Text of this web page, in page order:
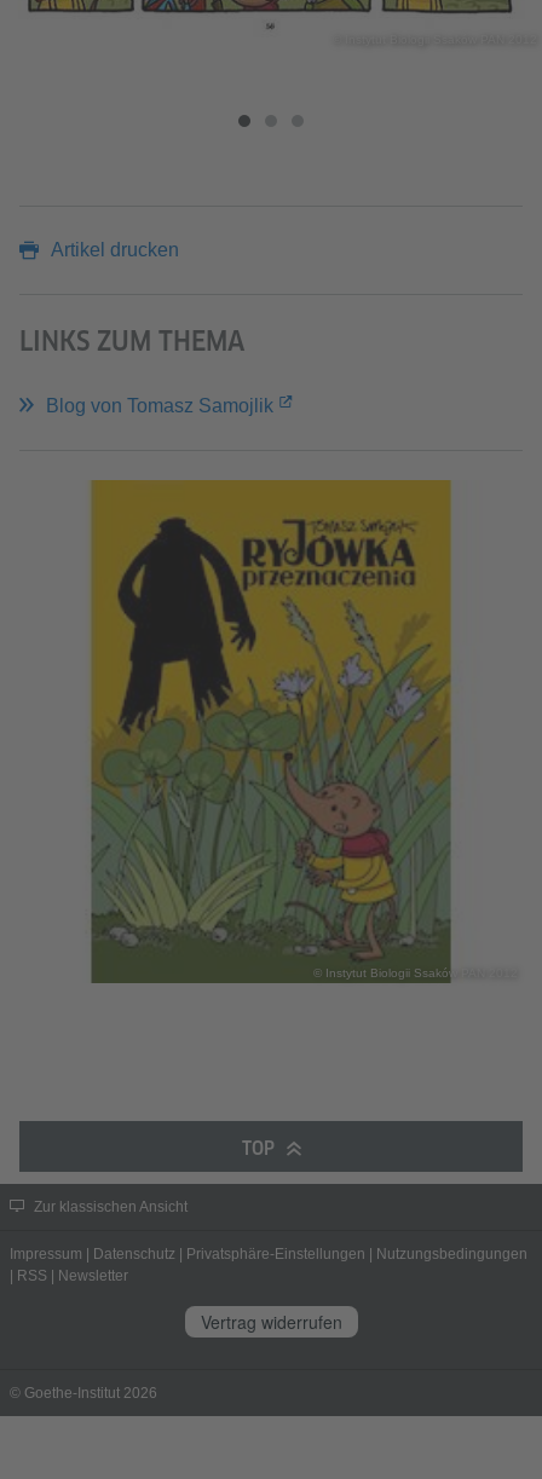
Artikel drucken
LINKS ZUM THEMA
Blog von Tomasz Samojlik
© Instytut Biologii Ssaków PAN 2012
TOP
Zur klassischen Ansicht
Impressum Datenschutz Privatsphäre-Einstellungen
Nutzungsbedingungen
RSS Newsletter
Vertrag widerrufen
© Goethe-Institut 2026